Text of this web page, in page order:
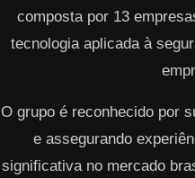
composta por 13
tecnologia aplicada à
O grupo é reconhecido por
e assegurando
significativa no mercado